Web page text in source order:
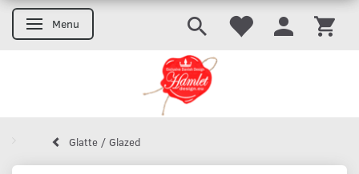
Skifte navigation
Menu
Glatte / Glazed